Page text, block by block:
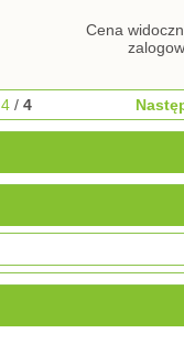
Cena
4/ 4